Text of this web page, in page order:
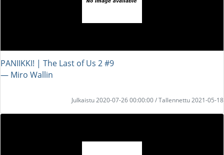
PANIIKKI! | The Last of Us 2 #9
― Miro Wallin
Julkaistu 2020-07-26 00:00:00 / Tallennettu 2021-05-18